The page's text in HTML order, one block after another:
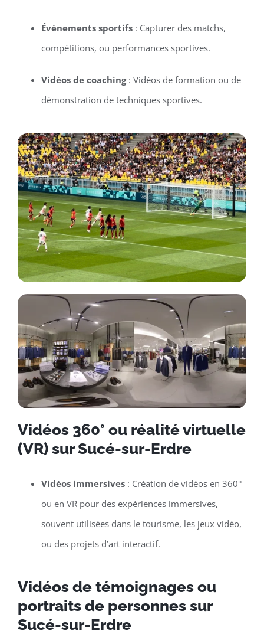
Événements sportifs: Capturer des matchs,
compétitions, ou performances sportives.
Vidéos de coaching: Vidéos de formation ou de
démonstration de techniques sportives.
Vidéos 360° ou réalité virtuelle
(VR) sur Sucé-sur-Erdre
Vidéos immersives: Création de vidéos en 360°
ou en VR pour des expériences immersives,
souvent utilisées dans le tourisme, les jeux vidéo,
ou des projets d’art interactif.
Vidéos de témoignages ou
portraits de personnes sur
Sucé-sur-Erdre